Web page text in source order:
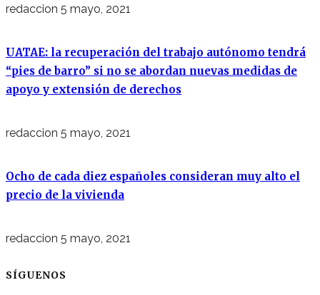
redaccion 5 mayo, 2021
UATAE: la recuperación del trabajo autónomo tendrá
“pies de barro” si no se abordan nuevas medidas de
apoyo y extensión de derechos
redaccion 5 mayo, 2021
Ocho de cada diez españoles consideran muy alto el
precio de la vivienda
redaccion 5 mayo, 2021
SÍGUENOS